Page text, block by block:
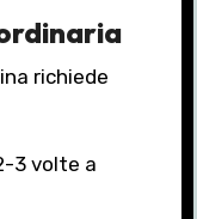
richiede
3 volte a